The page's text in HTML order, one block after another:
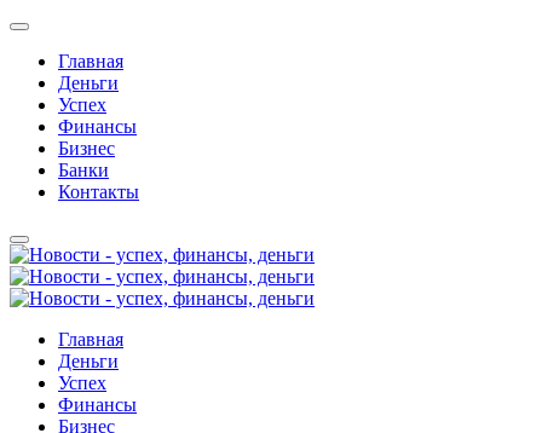
Главная
Деньги
Успех
Финансы
Бизнес
Банки
Контакты
Главная
Деньги
Успех
Финансы
Бизнес